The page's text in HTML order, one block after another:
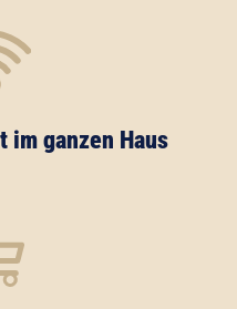
im ganzen Haus